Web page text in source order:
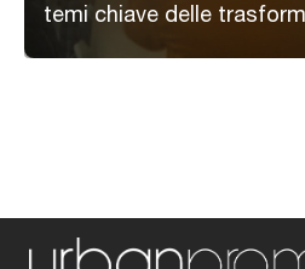
temi chiave delle